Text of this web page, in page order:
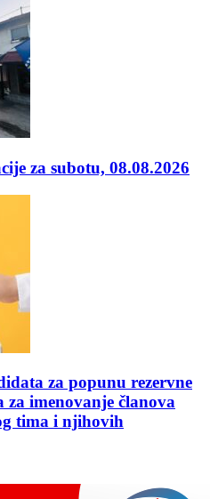
za subotu, 08.08.2026
za popunu rezervne
imenovanje članova
tima i njihovih